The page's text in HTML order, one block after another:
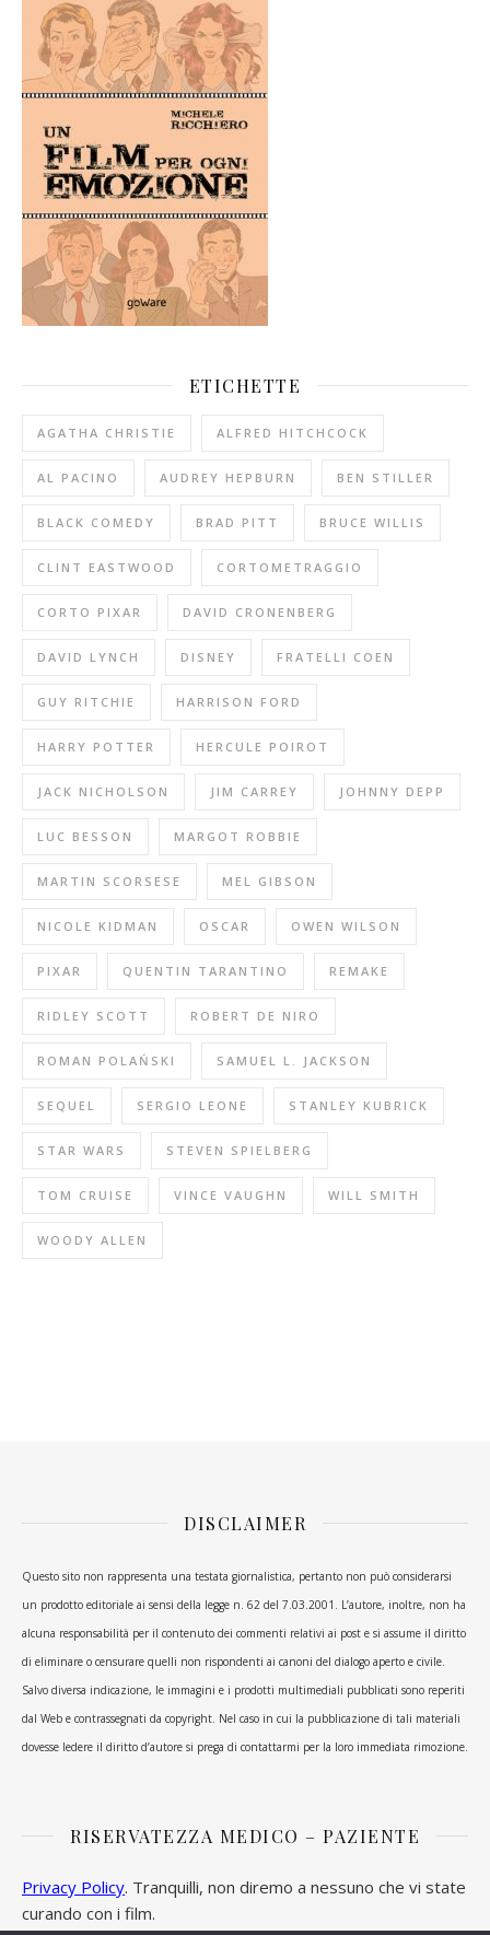
ETICHETTE
AGATHA CHRISTIE ALFRED HITCHCOCK
AL PACINO AUDREY HEPBURN BEN STILLER
BLACK COMEDY BRAD PITT BRUCE WILLIS
CLINT EASTWOOD CORTOMETRAGGIO
CORTO PIXAR DAVID CRONENBERG
DAVID LYNCH DISNEY FRATELLI COEN
GUY RITCHIE HARRISON FORD
HARRY POTTER HERCULE POIROT
JACK NICHOLSON JIM CARREY JOHNNY DEPP
LUC BESSON MARGOT ROBBIE
MARTIN SCORSESE MEL GIBSON
NICOLE KIDMAN OSCAR OWEN WILSON
PIXAR QUENTIN TARANTINO REMAKE
RIDLEY SCOTT ROBERT DE NIRO
ROMAN POLAŃSKI SAMUEL L. JACKSON
SEQUEL SERGIO LEONE STANLEY KUBRICK
STAR WARS STEVEN SPIELBERG
TOM CRUISE VINCE VAUGHN WILL SMITH
WOODY ALLEN
DISCLAIMER
Questo sito non rappresenta una testata giornalistica, pertanto non può considerarsi
un prodotto editoriale ai sensi della legge n. 62 del 7.03.2001. L’autore, inoltre, non ha
alcuna responsabilità per il contenuto dei commenti relativi ai post e si assume il diritto
di eliminare o censurare quelli non rispondenti ai canoni del dialogo aperto e civile.
Salvo diversa indicazione, le immagini e i prodotti multimediali pubblicati sono reperiti
dal Web e contrassegnati da copyright. Nel caso in cui la pubblicazione di tali materiali
dovesse ledere il diritto d’autore si prega di contattarmi per la loro immediata rimozione.
RISERVATEZZA MEDICO – PAZIENTE
Privacy Policy. Tranquilli, non diremo a nessuno che vi state
curando con i film.